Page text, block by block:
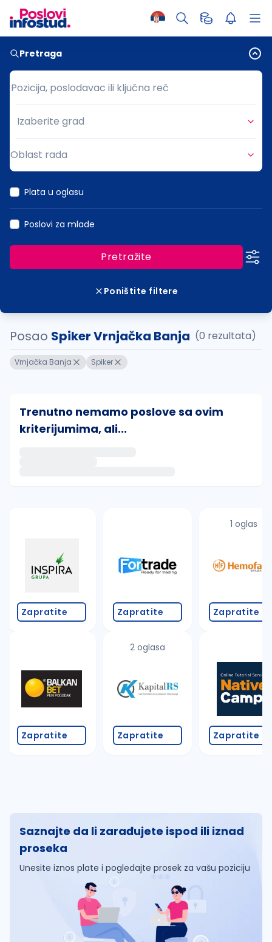
Pretraga
Pozicija, poslodavac ili ključna reč
Pozicija, poslodavac ili ključna reč
Grad
Izaberite grad
Oblast rada
Plata u oglasu
Poslovi za mlade
Pretražite
Poništite filtere
Posao Spiker Vrnjačka Banja (0 rezultata)
Vrnjačka Banja Spiker
Trenutno nemamo poslove sa ovim
kriterijumima, ali...
Takođe možete da:
proverite pravopisne greške (koristite č, ć, š, đ,
promenite odabrane filtere pretrage
Zapratite
Zapratite
Zapratite
2 oglasa
Zapratite
1 oglas
Zapratite
Zapratite
Saznajte da li zarađujete ispod ili iznad
proseka
Unesite iznos plate i pogledajte prosek za vašu poziciju